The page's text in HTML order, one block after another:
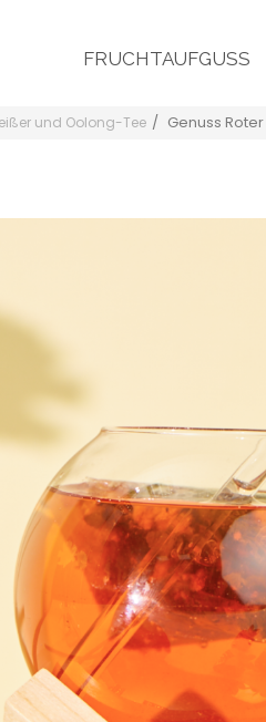
FRUCHTAUFGUSS
und Oolong-Tee Genuss